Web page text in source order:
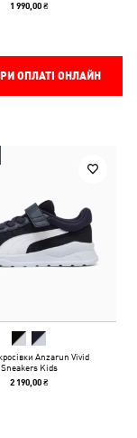
1 990,00 ₴
ОПЛАТІ ОНЛАЙН
Anzarun Vivid
Sneakers Kids
2 190,00 ₴